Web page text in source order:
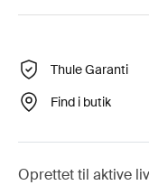
Thule Garanti
Find i butik
Oprettet til aktive